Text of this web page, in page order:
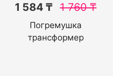
1 584 ₸ 1 760₸
Погремушка
трансформер